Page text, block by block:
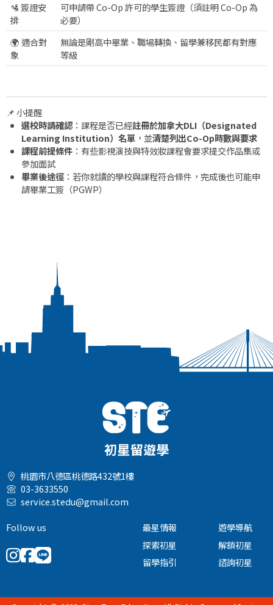
🛂 簽證安
排
可申請帶 Co-Op 許可的學生簽證（須註明 Co-Op 為
必要）
🌍 適合對
象
無論是剛高中畢業、職場轉換、留學兼移民都有對應
等級
📌 小提醒
選校時請確認：課程是否已經註冊於加拿大DLI（Designated
Learning Institution）名單 ，並清楚列出Co-Op時數與要求
課程前提條件 ：有些影視演技與特效妝課程會要求提交作品集或
參加面試
畢業後途徑 ：若你就讀的學校與課程符合條件，完成後也可能申
請畢業工簽（PGWP）
桃園市八德區桃德路432號1樓
03-3633550
service.stedu@gmail.com
Follow us
最星情報
探索初星
留學指引
遊學導航
解鎖初星
諮詢初星